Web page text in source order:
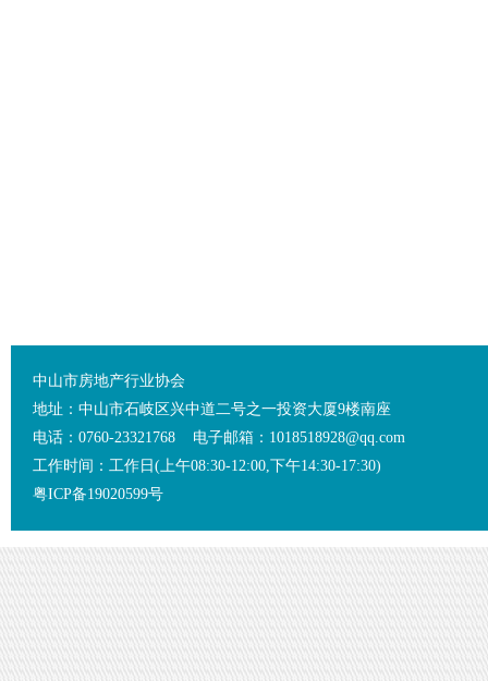
中山市房地产行业协会
地址：中山市石岐区兴中道二号之一投资大厦9楼南座
电话：0760-23321768 电子邮箱：1018518928@qq.com
工作时间：工作日(上午08:30-12:00,下午14:30-17:30)
粤ICP备19020599号